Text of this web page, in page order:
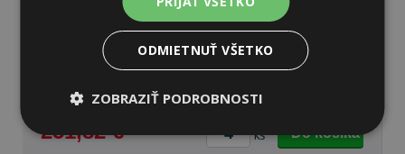
72 dB
Ihneďk odberu na 1 pobočke
251,82 € ks Do košíka
ODMIETNUŤ VŠETKO
ZOBRAZIŤ PODROBNOSTI